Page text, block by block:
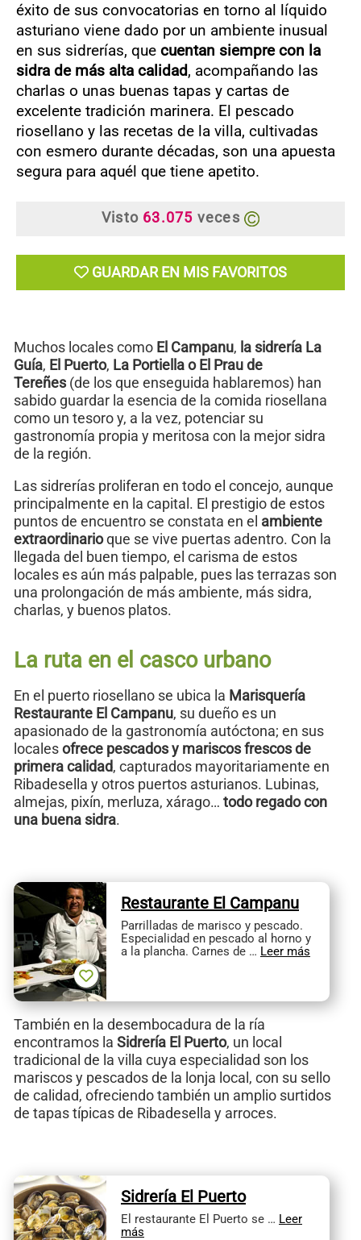
éxito de sus convocatorias en torno al líquido
asturiano viene dado por un ambiente inusual
en sus sidrerías, que cuentan siempre con la
sidra de más alta calidad, acompañando las
charlas o unas buenas tapas y cartas de
excelente tradición marinera. El pescado
riosellano y las recetas de la villa, cultivadas
con esmero durante décadas, son una apuesta
segura para aquél que tiene apetito.
Visto 63.075 veces
GUARDAR EN MIS FAVORITOS
Muchos locales como El Campanu, la sidrería La
Guía, El Puerto, La Portiella o El Prau de
Tereñes(de los que enseguida hablaremos) han
sabido guardar la esencia de la comida riosellana
como un tesoro y, a la vez, potenciar su
gastronomía propia y meritosa con la mejor sidra
de la región.
Las sidrerías proliferan en todo el concejo, aunque
principalmente en la capital. El prestigio de estos
puntos de encuentro se constata en el ambiente
extraordinarioque se vive puertas adentro. Con la
llegada del buen tiempo, el carisma de estos
locales es aún más palpable, pues las terrazas son
una prolongación de más ambiente, más sidra,
charlas, y buenos platos.
La ruta en el casco urbano
En el puerto riosellano se ubica la Marisquería
Restaurante El Campanu, su dueño es un
apasionado de la gastronomía autóctona; en sus
localesofrece pescados y mariscos frescos de
primera calidad, capturados mayoritariamente en
Ribadesella y otros puertos asturianos. Lubinas,
almejas, pixín, merluza, xárago… todo regado con
una buena sidra.
Restaurante El Campanu
Parrilladas de marisco y pescado.
Especialidad en pescado al horno y
a la plancha. Carnes de … Leer más
También en la desembocadura de la ría
encontramos la Sidrería El Puerto, un local
tradicional de la villa cuya especialidad son los
mariscos y pescados de la lonja local, con su sello
de calidad, ofreciendo también un amplio surtidos
de tapas típicas de Ribadesella y arroces.
Sidrería El Puerto
El restaurante El Puerto se … Leer
más